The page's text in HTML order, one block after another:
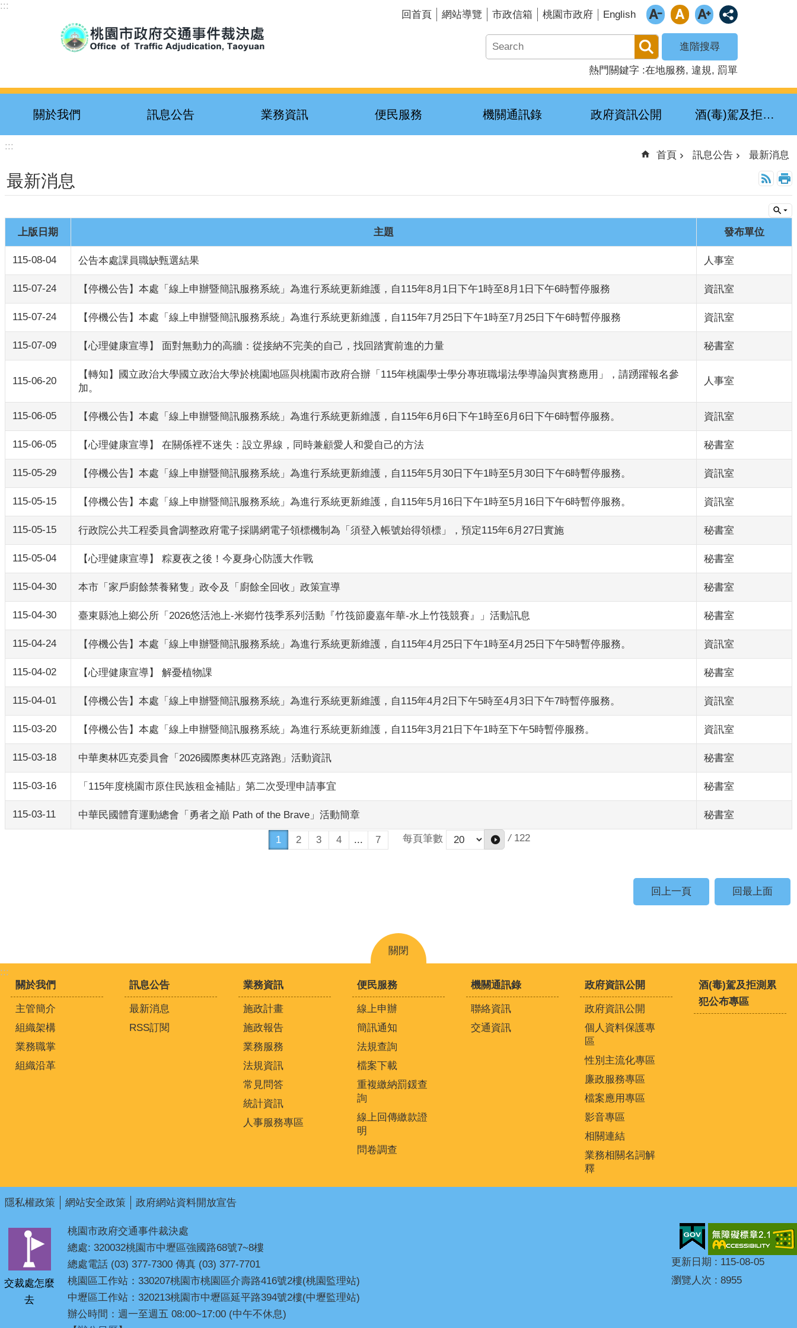
跳到主要內容區塊
:::
回首頁 網站導覽 市政信箱 桃園市政府 English
進階搜尋
熱門關鍵字 在地服務 違規 罰單
關於我們 訊息公告 業務資訊 便民服務 機關通訊錄 政府資訊公開 酒(毒)駕及拒測累犯公布專區
:::
首頁 訊息公告 最新消息
最新消息
上版日期 主題 發布單位
115-08-04 公告本處課員職缺甄選結果 人事室
115-07-24 【停機公告】本處「線上申辦暨簡訊服務系統」為進行系統更新維護，自115年8月1日下午1時至8月1日下午6時暫停服務 資訊室
115-07-24 【停機公告】本處「線上申辦暨簡訊服務系統」為進行系統更新維護，自115年7月25日下午1時至7月25日下午6時暫停服務 資訊室
115-07-09 【心理健康宣導】 面對無動力的高牆：從接納不完美的自己，找回踏實前進的力量 秘書室
115-06-20
【轉知】國立政治大學國立政治大學於桃園地區與桃園市政府合辦「115年桃園學士學分專班職場法學導論與實務應用」，請踴躍報名參
加。
人事室
115-06-05 【停機公告】本處「線上申辦暨簡訊服務系統」為進行系統更新維護，自115年6月6日下午1時至6月6日下午6時暫停服務。 資訊室
115-06-05 【心理健康宣導】 在關係裡不迷失：設立界線，同時兼顧愛人和愛自己的方法 秘書室
115-05-29 【停機公告】本處「線上申辦暨簡訊服務系統」為進行系統更新維護，自115年5月30日下午1時至5月30日下午6時暫停服務。 資訊室
115-05-15 【停機公告】本處「線上申辦暨簡訊服務系統」為進行系統更新維護，自115年5月16日下午1時至5月16日下午6時暫停服務。 資訊室
115-05-15 行政院公共工程委員會調整政府電子採購網電子領標機制為「須登入帳號始得領標」，預定115年6月27日實施 秘書室
115-05-04 【心理健康宣導】 粽夏夜之後！今夏身心防護大作戰 秘書室
115-04-30 本市「家戶廚餘禁養豬隻」政令及「廚餘全回收」政策宣導 秘書室
115-04-30 臺東縣池上鄉公所「2026悠活池上-米鄉竹筏季系列活動『竹筏節慶嘉年華-水上竹筏競賽』」活動訊息 秘書室
115-04-24 【停機公告】本處「線上申辦暨簡訊服務系統」為進行系統更新維護，自115年4月25日下午1時至4月25日下午5時暫停服務。 資訊室
115-04-02 【心理健康宣導】 解憂植物課 秘書室
115-04-01 【停機公告】本處「線上申辦暨簡訊服務系統」為進行系統更新維護，自115年4月2日下午5時至4月3日下午7時暫停服務。 資訊室
115-03-20 【停機公告】本處「線上申辦暨簡訊服務系統」為進行系統更新維護，自115年3月21日下午1時至下午5時暫停服務。 資訊室
115-03-18 中華奧林匹克委員會「2026國際奧林匹克路跑」活動資訊 秘書室
115-03-16 「115年度桃園市原住民族租金補貼」第二次受理申請事宜 秘書室
115-03-11 中華民國體育運動總會「勇者之巔 Path of the Brave」活動簡章 秘書室
1 2 3 4 ... 7 每頁筆數 / 122
回上一頁 回最上面
關閉
:::
關於我們
主管簡介
組織架構
業務職掌
組織沿革
訊息公告
最新消息
RSS訂閱
業務資訊
施政計畫
施政報告
業務服務
法規資訊
常見問答
統計資訊
人事服務專區
便民服務
線上申辦
簡訊通知
法規查詢
檔案下載
重複繳納罰鍰查
詢
線上回傳繳款證
明
問卷調查
機關通訊錄
聯絡資訊
交通資訊
政府資訊公開
政府資訊公開
個人資料保護專
區
性別主流化專區
廉政服務專區
檔案應用專區
影音專區
相關連結
業務相關名詞解
釋
酒(毒)駕及拒測累
犯公布專區
隱私權政策 網站安全政策 政府網站資料開放宣告
交裁處怎麼
去
桃園市政府交通事件裁決處
總處: 320032桃園市中壢區強國路68號7~8樓
總處電話 (03) 377-7300 傳真 (03) 377-7701
桃園區工作站：330207桃園市桃園區介壽路416號2樓(桃園監理站)
中壢區工作站：320213桃園市中壢區延平路394號2樓(中壢監理站)
辦公時間：週一至週五 08:00~17:00 (中午不休息)
更新日期
115-08-05
瀏覽人次
8955